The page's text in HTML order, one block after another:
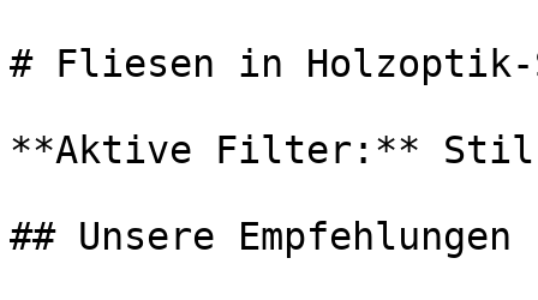
# Fliesen in
**Aktive Filter:**
## Unsere Empfehlungen